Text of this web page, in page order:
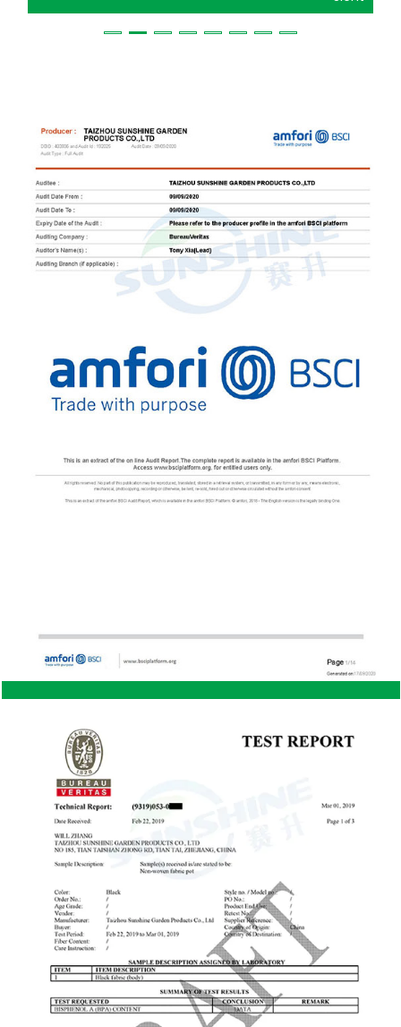
Cottage-Schuppen aus Stahl bietet Langlebigkeit
Schuppens aus Stahl Haltbarkeit: Einer der großen
Vorteile eines Cottage-Schuppens aus Stahl ist
seine Haltbarkeit. Stahl ist beständig gegen
Witterungseinflüsse wie Regen, Schnee und
schlechte Temperaturen. Im Gegensatz zu Holz
verzieht sich Stahl nicht, reißt nicht und verrottet
Langzeitlagerung macht. Geringer
Wartungsaufwand: Ein Stahlschuppen erfordert im
behandelt oder neu gestrichen werden muss, um
Stahlschuppen sind nicht anfällig für Termiten,
Nagetiere oder andere Schädlinge, die Holz
schädigen können. Dies macht Stahl zu einer
besseren Wahl für Gebiete mit hoher
Schädlingsaktivität. Sicherheit: Stahl ist ein stärkeres
Material als Holz und macht Stahlschuppen sicherer.
Für Einbrecher ist es schwieriger, in einen
Stahlschuppen einzubrechen, wodurch wertvolle
Werkzeuge und Geräte besser geschützt sind.
Vorteile eines Lagerschuppens aus Holz Ästhetischer
Reiz: Holzschuppen haben oft ein traditionelleres
und rustikaleres Aussehen, das viele Hausbesitzer
aus ästhetischen Gründen bevorzugen. Ein gut